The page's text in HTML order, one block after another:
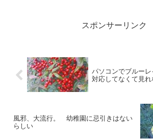
スポンサーリンク
パソコンでブルー
対応してなくて見れ
風邪、大流行。 幼稚園に忌引きはない
らしい